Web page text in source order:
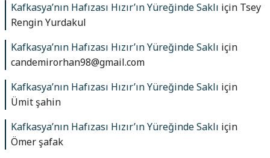
Kafkasya’nın Hafızası Hızır’ın Yüreğinde Saklı için Tsey
Rengin Yurdakul
Kafkasya’nın Hafızası Hızır’ın Yüreğinde Saklı için
candemirorhan98@gmail.com
Kafkasya’nın Hafızası Hızır’ın Yüreğinde Saklı için
Ümit şahin
Kafkasya’nın Hafızası Hızır’ın Yüreğinde Saklı için
Ömer şafak